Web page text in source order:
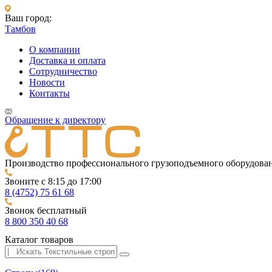
Ваш город:
Тамбов
О компании
Доставка и оплата
Сотрудничество
Новости
Контакты
Обращение к директору
Производство профессионального грузоподъемного
Звоните с 8:15 до 17:00
8 (4752) 75 61 68
Звонок бесплатный
8 800 350 40 68
Каталог товаров